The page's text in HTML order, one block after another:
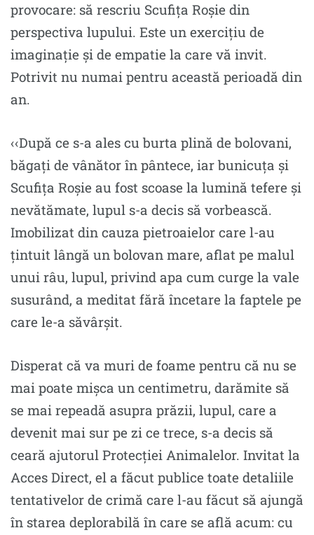
provocare: să rescriu Scufița Roșie din
perspectiva lupului. Este un exercițiu de
imaginație și de empatie la care vă invit.
Potrivit nu numai pentru această perioadă din
an.
‹‹După ce s-a ales cu burta plină de bolovani,
băgați de vânător în pântece, iar bunicuţa şi
Scufiţa Roșie au fost scoase la lumină tefere şi
nevătămate, lupul s-a decis să vorbească.
Imobilizat din cauza pietroaielor care l-au
țintuit lângă un bolovan mare, aflat pe malul
unui râu, lupul, privind apa cum curge la vale
susurând, a meditat fără încetare la faptele pe
care le-a săvârșit.
Disperat că va muri de foame pentru că nu se
mai poate mişca un centimetru, darămite să
se mai repeadă asupra prăzii, lupul, care a
devenit mai sur pe zi ce trece, s-a decis să
ceară ajutorul Protecției Animalelor. Invitat la
Acces Direct, el a făcut publice toate detaliile
tentativelor de crimă care l-au făcut să ajungă
în starea deplorabilă în care se află acum: cu